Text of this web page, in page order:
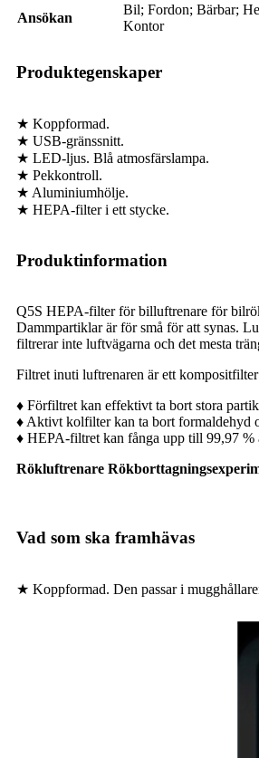
Ansökan
Bil; Fordon; Bärbar;
Kontor
Produktegenskaper
★ Koppformad.
★ USB-gränssnitt.
★ LED-ljus. Blå atmosfärslampa.
★ Pekkontroll.
★ Aluminiumhölje.
★ HEPA-filter i ett stycke.
Produktinformation
Q5S HEPA-filter för billuftrenare för
Dammpartiklar är för små för att synas.
filtrerar inte luftvägarna och det mesta
Filtret inuti luftrenaren är ett
♦ Förfiltret kan effektivt ta bort stora
♦ Aktivt kolfilter kan ta bort formaldehyd
♦ HEPA-filtret kan fånga upp till 99,97 %
Rökluftrenare
Vad som ska framhävas
★ Koppformad. Den passar i